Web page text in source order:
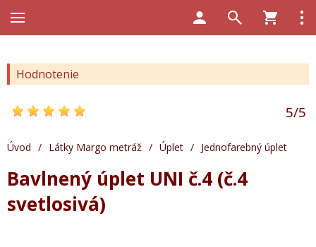
Hodnotenie
5/5
Úvod / Látky Margo metráž / Úplet / Jednofarebný úplet
Bavlnený úplet UNI č.4 (č.4
svetlosivá)